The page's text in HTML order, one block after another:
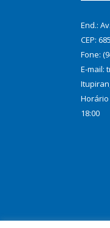
End.:
CEP:
Fone:
E-mail:
Horário
18:00